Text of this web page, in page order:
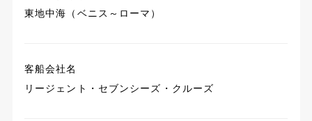
東地中海（ベニス～ローマ）
客船会社名
リージェント・セブンシーズ・クルーズ